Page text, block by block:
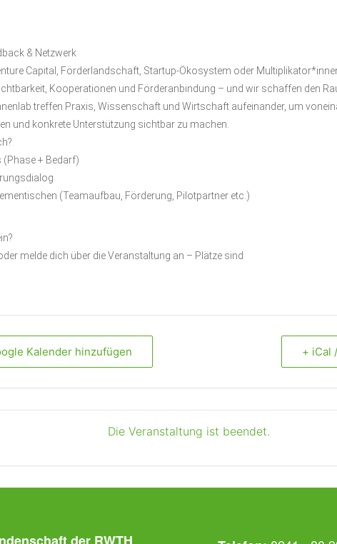
& Netzwerk
Capital, Förderlandschaft, Startup-Ökosystem oder
Kooperationen und Förderanbindung – und wir schaffen den
treffen Praxis, Wissenschaft und Wirtschaft aufeinander, um
und konkrete Unterstützung sichtbar zu machen.
(Phase + Bedarf)
(Teamaufbau, Förderung, Pilotpartner etc.)
melde dich über die Veranstaltung an – Plätze sind
Kalender hinzufügen + iCal
Die Veranstaltung ist beendet.